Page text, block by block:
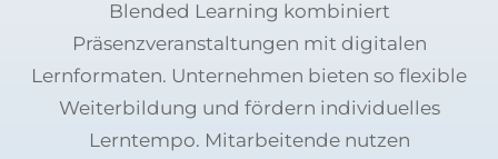
Blended Learning kombiniert
Präsenzveranstaltungen mit digitalen
Lernformaten. Unternehmen bieten so flexible
Weiterbildung und fördern individuelles
Lerntempo. Mitarbeitende nutzen